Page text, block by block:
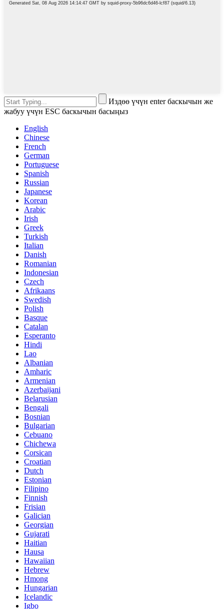
Издөө үчүн enter баскычын же
жабуу үчүн ESC баскычын басыңыз
English
Chinese
French
German
Portuguese
Spanish
Russian
Japanese
Korean
Arabic
Irish
Greek
Turkish
Italian
Danish
Romanian
Indonesian
Czech
Afrikaans
Swedish
Polish
Basque
Catalan
Esperanto
Hindi
Lao
Albanian
Amharic
Armenian
Azerbaijani
Belarusian
Bengali
Bosnian
Bulgarian
Cebuano
Chichewa
Corsican
Croatian
Dutch
Estonian
Filipino
Finnish
Frisian
Galician
Georgian
Gujarati
Haitian
Hausa
Hawaiian
Hebrew
Hmong
Hungarian
Icelandic
Igbo